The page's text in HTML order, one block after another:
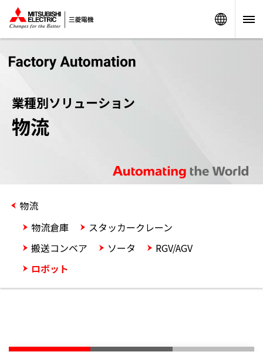
業種別ソリューション
物流
物流
物流倉庫
スタッカークレーン
搬送コンベア
ソータ
RGV/AGV
ロボット